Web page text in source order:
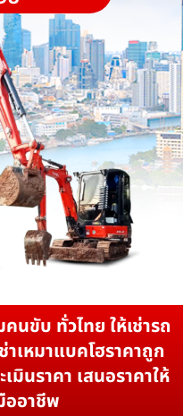
นขับ ทั่วไทย ให้เช่ารถ
าเหมาแบคโฮราคาถูก
นราคา เสนอราคาให้
ออาชีพ